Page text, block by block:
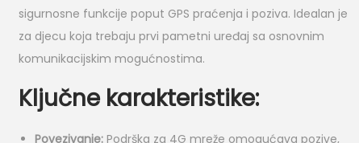
sigurnosne funkcije poput GPS praćenja i poziva. Idealan je
za djecu koja trebaju prvi pametni uređaj sa osnovnim
komunikacijskim mogućnostima.
Ključne karakteristike:
Povezivanje: Podrška za 4G mreže omogućava pozive,